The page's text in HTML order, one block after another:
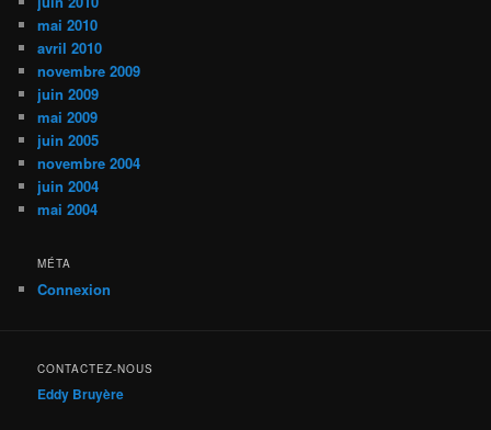
mai 2010
avril 2010
novembre 2009
juin 2009
mai 2009
juin 2005
novembre 2004
juin 2004
mai 2004
MÉTA
Connexion
CONTACTEZ-NOUS
Eddy Bruyère